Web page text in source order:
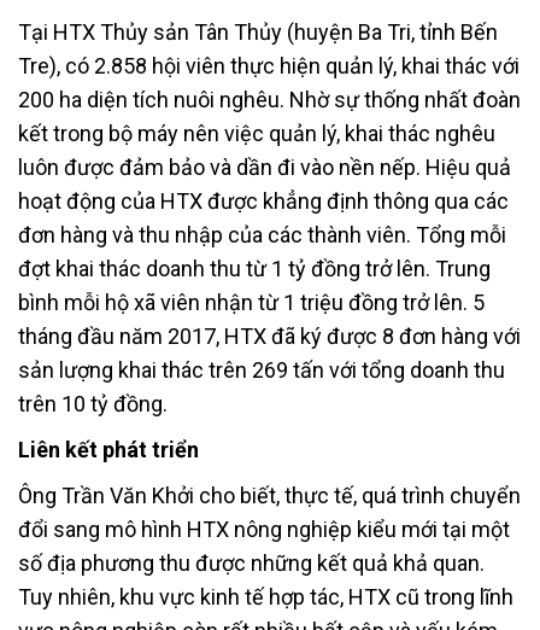
Tại HTX Thủy sản Tân Thủy (huyện Ba Tri, tỉnh Bến
Tre), có 2.858 hội viên thực hiện quản lý, khai thác với
200 ha diện tích nuôi nghêu. Nhờ sự thống nhất đoàn
kết trong bộ máy nên việc quản lý, khai thác nghêu
luôn được đảm bảo và dần đi vào nền nếp. Hiệu quả
hoạt động của HTX được khẳng định thông qua các
đơn hàng và thu nhập của các thành viên. Tổng mỗi
đợt khai thác doanh thu từ 1 tỷ đồng trở lên. Trung
bình mỗi hộ xã viên nhận từ 1 triệu đồng trở lên. 5
tháng đầu năm 2017, HTX đã ký được 8 đơn hàng với
sản lượng khai thác trên 269 tấn với tổng doanh thu
trên 10 tỷ đồng.
Liên kết phát triển
Ông Trần Văn Khởi cho biết, thực tế, quá trình chuyển
đổi sang mô hình HTX nông nghiệp kiểu mới tại một
số địa phương thu được những kết quả khả quan.
Tuy nhiên, khu vực kinh tế hợp tác, HTX cũ trong lĩnh